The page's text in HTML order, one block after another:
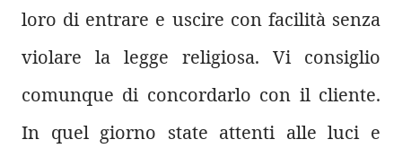
loro di entrare e uscire con facilità senza
violare la legge religiosa. Vi consiglio
comunque di concordarlo con il cliente.
In quel giorno state attenti alle luci e